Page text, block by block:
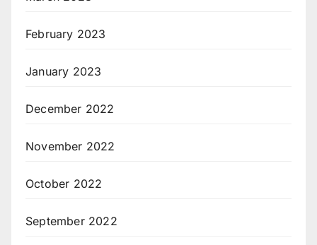
February 2023
January 2023
December 2022
November 2022
October 2022
September 2022